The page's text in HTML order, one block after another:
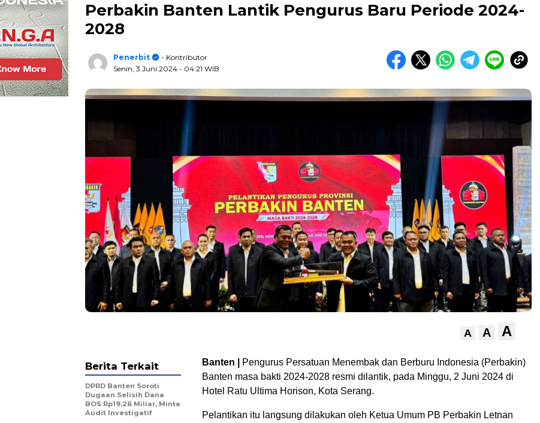
Perbakin Banten Lantik Pengurus Baru Periode 2024-
2028
Penerbit
- Kontributor
Senin, 3 Juni 2024 - 04:21 WIB
A A A
Banten |
Pengurus Persatuan Menembak dan Berburu Indonesia (Perbakin)
Banten masa bakti 2024-2028 resmi dilantik, pada Minggu, 2 Juni 2024 di
Hotel Ratu Ultima Horison, Kota Serang.
Pelantikan itu langsung dilakukan oleh Ketua Umum PB Perbakin Letnan
Berita Terkait
DPRD Banten Soroti
Dugaan Selisih Dana
BOS Rp19,26 Miliar, Minta
Audit Investigatif